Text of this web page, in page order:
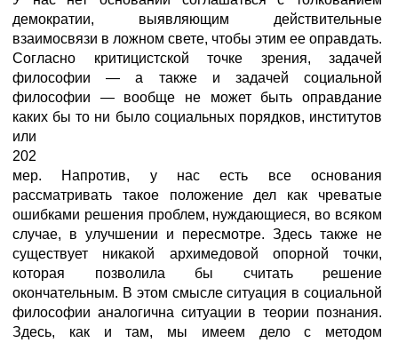
демократии, выявляющим действительные
взаимосвязи в ложном свете, чтобы этим ее оправдать.
Согласно критицистской точке зрения, задачей
философии — а также и задачей социальной
философии — вообще не может быть оправдание
каких бы то ни было социальных порядков, институтов
или
202
мер. Напротив, у нас есть все основания
рассматривать такое положение дел как чреватые
ошибками решения проблем, нуждающиеся, во всяком
случае, в улучшении и пересмотре. Здесь также не
существует никакой архимедовой опорной точки,
которая позволила бы считать решение
окончательным. В этом смысле ситуация в социальной
философии аналогична ситуации в теории познания.
Здесь, как и там, мы имеем дело с методом